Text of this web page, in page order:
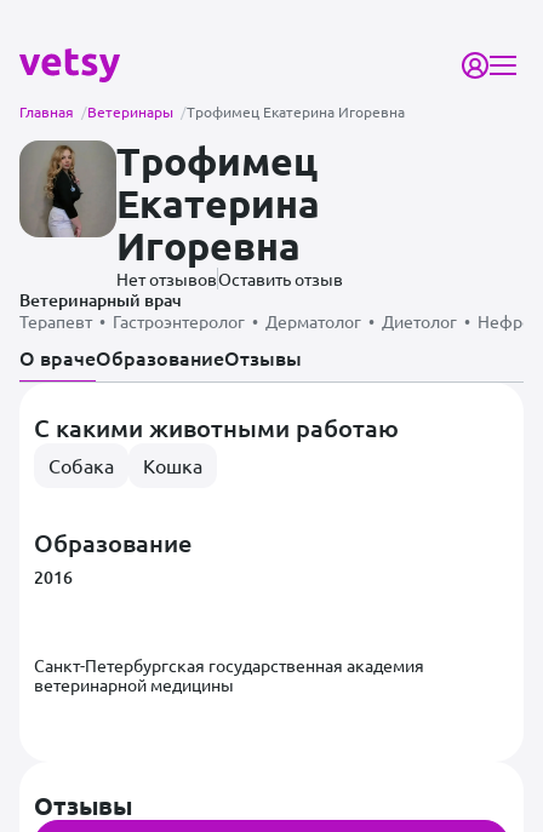
Главная /Ветеринары /Трофимец Екатерина Игоревна
Трофимец
Екатерина
Игоревна
Нет отзывовОставить отзыв
Ветеринарный врач
Терапевт • Гастроэнтеролог • Дерматолог • Диетолог •
О врачеОбразованиеОтзывы
С какими животными работаю
Собака Кошка
Образование
2016
Санкт-Петербургская государственная академия
ветеринарной медицины
Отзывы